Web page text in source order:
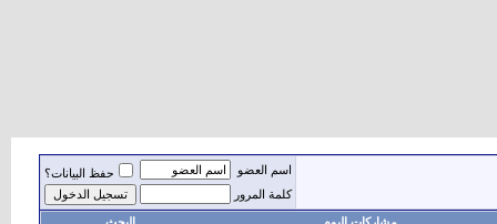
اسم العضو
حفظ البيانات؟
كلمة المرور